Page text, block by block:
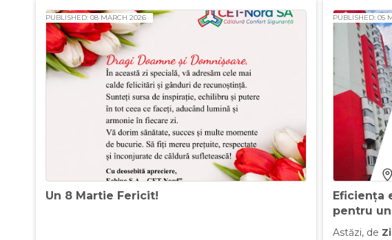
Un 8 Martie Fericit!
PUBLISHED: 08 MARCH 2026
Eficiența
pentru
PUBLISHED: 05
Astăzi, de